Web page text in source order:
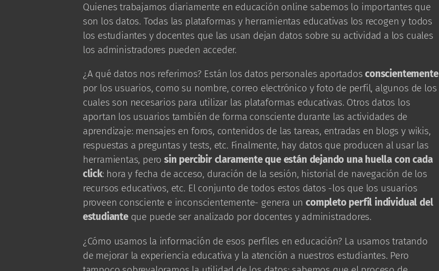
Quienes trabajamos diariamente en educación online sabemos lo importantes que
son los datos. Todas las plataformas y herramientas educativas los recogen y todos
los estudiantes y docentes que las usan dejan datos sobre su actividad a los cuales
los administradores pueden acceder.
¿A qué datos nos referimos? Están los datos personales aportadosconscientemente
por los usuarios, como su nombre, correo electrónico y foto de perfil, algunos de los
cuales son necesarios para utilizar las plataformas educativas. Otros datos los
aportan los usuarios también de forma consciente durante las actividades de
aprendizaje: mensajes en foros, contenidos de las tareas, entradas en blogs y wikis,
respuestas a preguntas y tests, etc. Finalmente, hay datos que producen al usar las
herramientas, perosin percibir claramente que están dejando una huella con cada
click: hora y fecha de acceso, duración de la sesión, historial de navegación de los
recursos educativos, etc. El conjunto de todos estos datos -los que los usuarios
proveen consciente e inconscientemente- genera uncompleto perfil individual del
estudianteque puede ser analizado por docentes y administradores.
¿Cómo usamos la información de esos perfiles en educación? La usamos tratando
de mejorar la experiencia educativa y la atención a nuestros estudiantes. Pero